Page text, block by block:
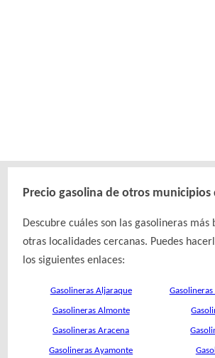
Precio gasolina de otros municipios
Descubre cuáles son las gasolineras más
otras localidades cercanas. Puedes
los siguientes enlaces:
Gasolineras Aljaraque Gasolineras
Gasolineras Almonte
Gasolineras Aracena
Gasolineras Ayamonte